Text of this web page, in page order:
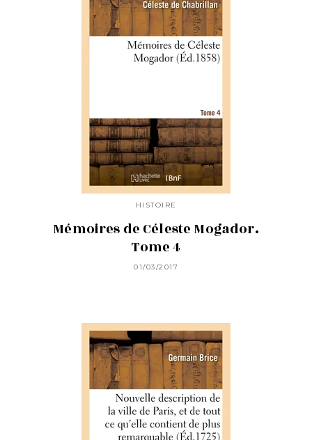
HISTOIRE
Mémoires de Céleste Mogador.
Tome 4
01/03/2017